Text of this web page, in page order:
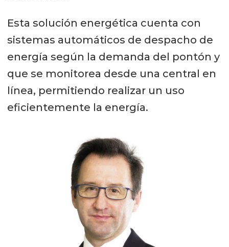
Esta solución energética cuenta con
sistemas automáticos de despacho de
energía según la demanda del pontón y
que se monitorea desde una central en
línea, permitiendo realizar un uso
eficientemente la energía.